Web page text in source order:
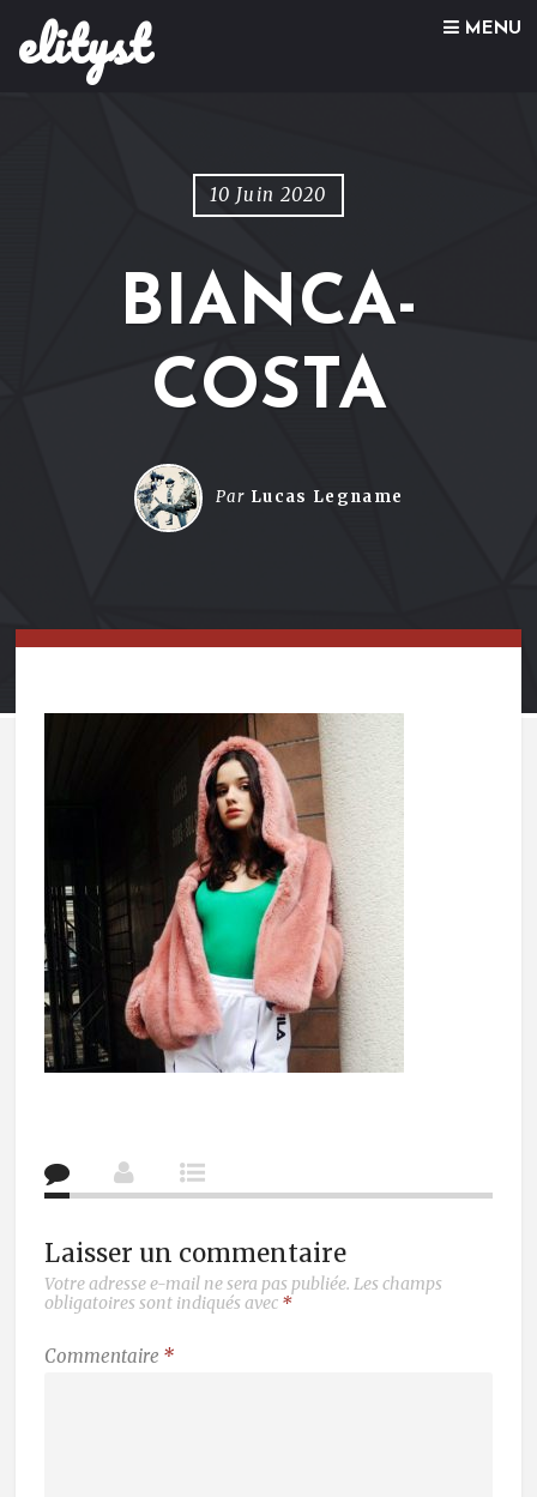
elityst MENU
Skip to content
10 Juin 2020
BIANCA-
COSTA
Par Lucas Legname
Laisser un commentaire
Votre adresse e-mail ne sera pas publiée. Les champs
obligatoires sont indiqués avec *
Commentaire *